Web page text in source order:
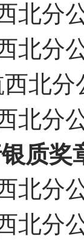
北分
北分
北分
北分
质奖
北分
北分